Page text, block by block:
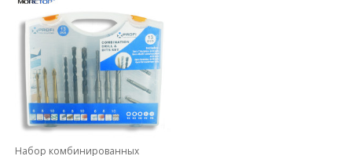
Набор комбинированных